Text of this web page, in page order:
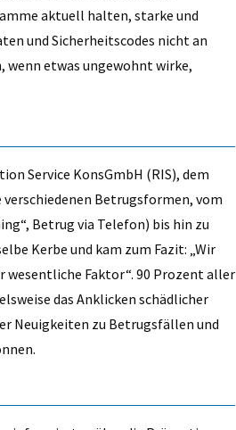
aktuell halten, starke und
und Sicherheitscodes nicht an
etwas ungewohnt wirke,
Service KonsGmbH (RIS), dem
Betrugsformen, vom
Betrug via Telefon) bis hin zu
Kerbe und kam zum Fazit: „Wir
wesentliche Faktor“. 90 Prozent aller
das Anklicken schädlicher
Neuigkeiten zu Betrugsfällen und